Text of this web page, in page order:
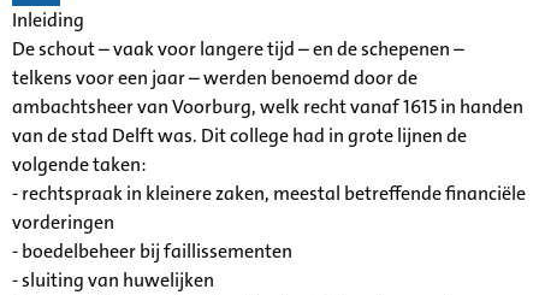
Inleiding
De schout – vaak voor langere tijd – en de schepenen –
telkens voor een jaar – werden benoemd door de
ambachtsheer van Voorburg, welk recht vanaf 1615 in handen
van de stad Delft was. Dit college had in grote lijnen de
volgende taken:
- rechtspraak in kleinere zaken, meestal betreffende financiële
vorderingen
- boedelbeheer bij faillissementen
- sluiting van huwelijken